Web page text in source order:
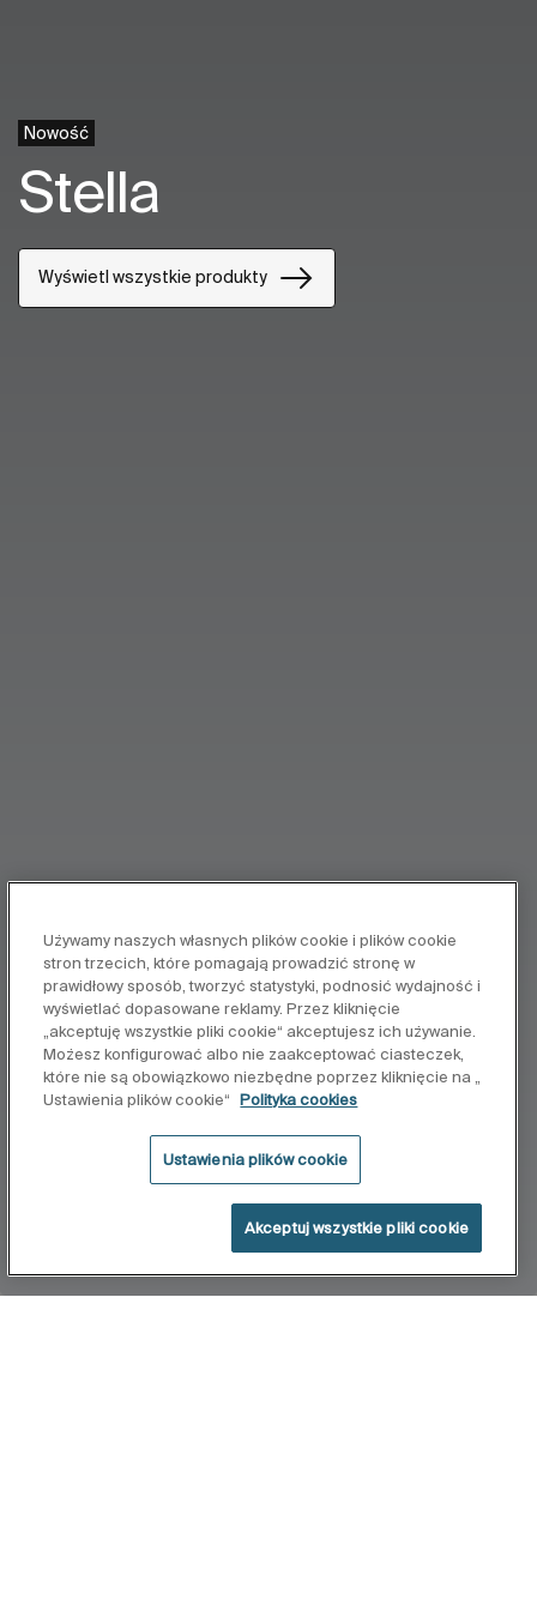
Nowość
Stella
Wyświetl wszystkie produkty
Używamy naszych własnych plików cookie i plików cookie
stron trzecich, które pomagają prowadzić stronę w
prawidłowy sposób, tworzyć statystyki, podnosić wydajność i
wyświetlać dopasowane reklamy. Przez kliknięcie
„akceptuję wszystkie pliki cookie“ akceptujesz ich używanie.
Możesz konfigurować albo nie zaakceptować ciasteczek,
które nie są obowiązkowo niezbędne poprzez kliknięcie na „
Ustawienia plików cookie“
Polityka cookies
Ustawienia plików cookie
Akceptuj wszystkie pliki cookie